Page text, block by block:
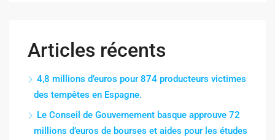
Articles récents
4,8 millions d’euros pour 874 producteurs victimes
des tempêtes en Espagne.
Le Conseil de Gouvernement basque approuve 72
millions d’euros de bourses et aides pour les études